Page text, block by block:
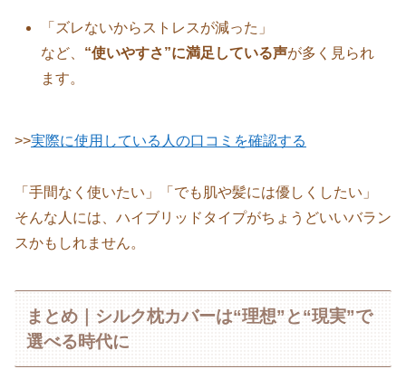
「ズレないからストレスが減った」
など、 “使いやすさ”に満足している声が多く見られ
ます。
>>実際に使用している人の口コミを確認する
「手間なく使いたい」「でも肌や髪には優しくしたい」
そんな人には、ハイブリッドタイプがちょうどいいバラン
スかもしれません。
まとめ｜シルク枕カバーは“理想”と“現実”で
選べる時代に